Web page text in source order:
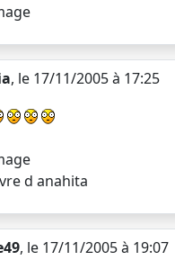
, le 17/11/2005 à 17:25
d anahita
, le 17/11/2005 à 19:07